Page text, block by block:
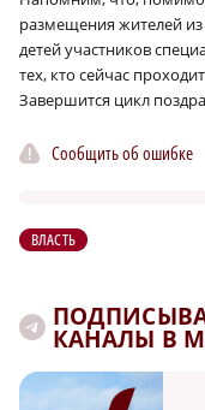
размещения жителей из
детей участников
тех, кто сейчас
Завершится цикл
Сообщить об ошибке
ВЛАСТЬ
КАНАЛЫ В